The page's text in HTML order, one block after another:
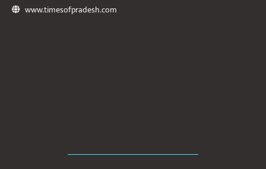
www.timesofpradesh.com